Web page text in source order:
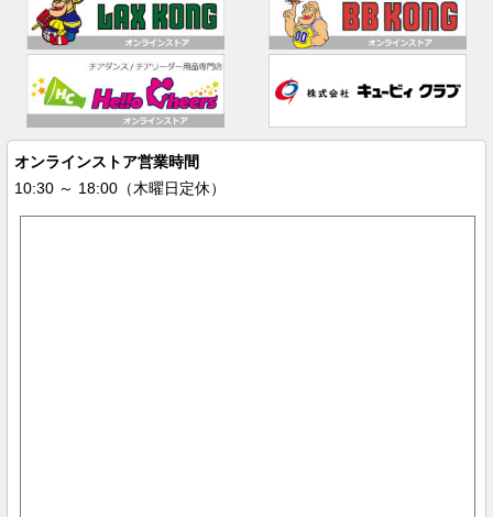
オンラインストア営業時間
10:30 ～ 18:00（木曜日定休）